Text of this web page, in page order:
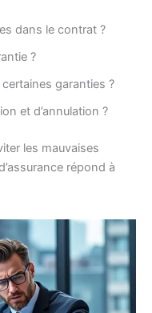
dans le contrat ?
?
garanties ?
et d’annulation ?
les mauvaises
répond à